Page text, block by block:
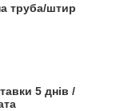
труба/штир
5 днів /